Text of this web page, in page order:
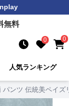
無料
0 0
人気ランキング
パンツ 伝統美ペイズ